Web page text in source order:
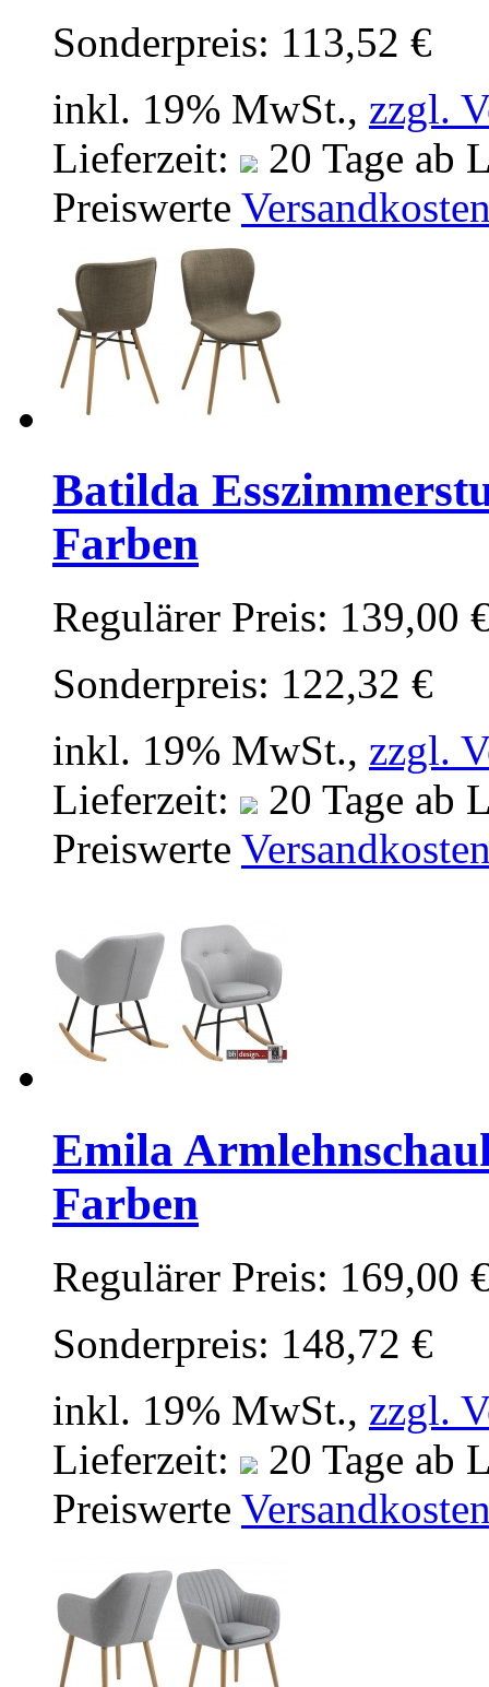
Sonderpreis: 113,52 €
inkl. 19% MwSt., zzgl.
Lieferzeit:
20 Tage ab
Preiswerte
Batilda
Farben
Regulärer Preis: 139,00
Sonderpreis: 122,32 €
inkl. 19% MwSt., zzgl.
Lieferzeit:
20 Tage ab
Preiswerte
Emila
Farben
Regulärer Preis: 169,00
Sonderpreis: 148,72 €
inkl. 19% MwSt., zzgl.
Lieferzeit:
20 Tage ab
Preiswerte